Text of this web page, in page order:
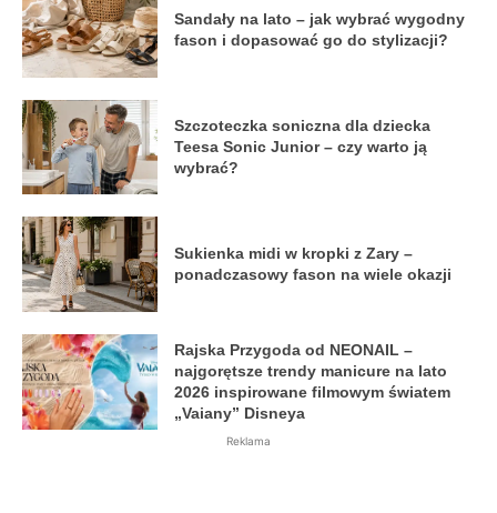
Sandały na lato – jak wybrać wygodny
fason i dopasować go do stylizacji?
Szczoteczka soniczna dla dziecka
Teesa Sonic Junior – czy warto ją
wybrać?
Sukienka midi w kropki z Zary –
ponadczasowy fason na wiele okazji
Rajska Przygoda od NEONAIL –
najgorętsze trendy manicure na lato
2026 inspirowane filmowym światem
„Vaiany” Disneya
Reklama